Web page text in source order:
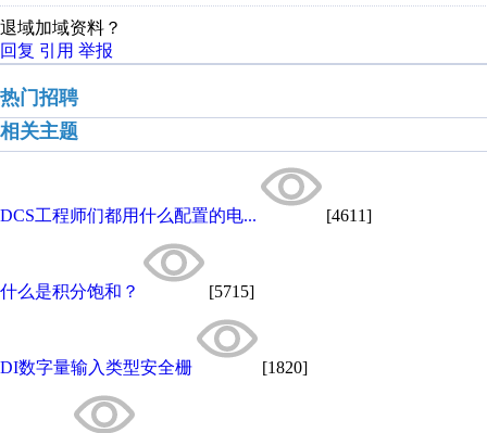
退域加域资料？
回复 引用 举报
热门招聘
相关主题
DCS工程师们都用什么配置的电... [4611]
什么是积分饱和？ [5715]
DI数字量输入类型安全栅 [1820]